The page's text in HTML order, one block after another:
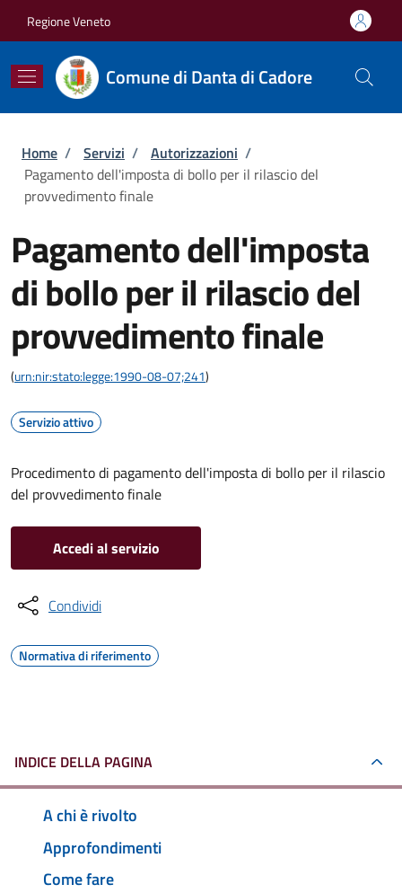
Regione Veneto
Comune di Danta di Cadore
Briciole di pane
Home / Servizi / Autorizzazioni /
Pagamento dell'imposta di bollo per il rilascio del
provvedimento finale
Pagamento dell'imposta
di bollo per il rilascio del
provvedimento finale
(urn:nir:stato:legge:1990-08-07;241)
Servizio attivo
Procedimento di pagamento dell'imposta di bollo per il rilascio
del provvedimento finale
Accedi al servizio
Condividi
Normativa di riferimento
INDICE DELLA PAGINA
A chi è rivolto
Approfondimenti
Come fare